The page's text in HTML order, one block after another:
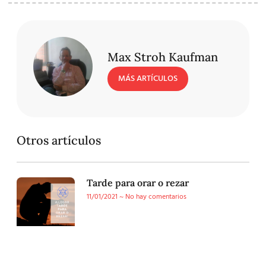
Max Stroh Kaufman
MÁS ARTÍCULOS
Otros artículos
Tarde para orar o rezar
11/01/2021
No hay comentarios